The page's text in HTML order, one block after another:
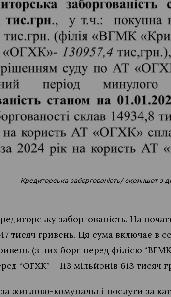
Кредиторська заборгованість/ скриншот з
заборгованість. На
тисяч гривень. Ця сума включає в
(з них борг перед філією
“ОГХК” – 113 мільйонів 613 тисяч
житлово-комунальні послуги за